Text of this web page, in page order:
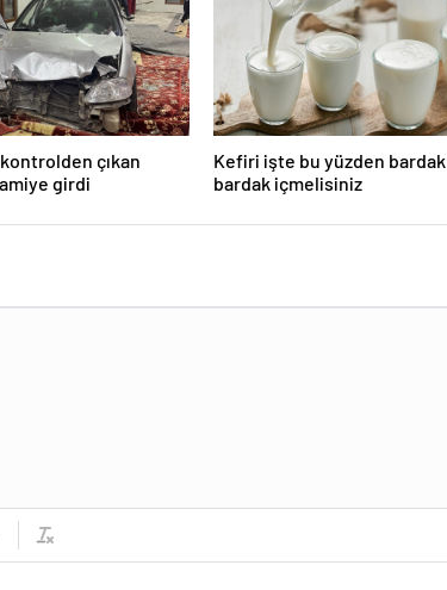
çıkan
girdi
Kefiri işte bu yüzden bardak
bardak içmelisiniz